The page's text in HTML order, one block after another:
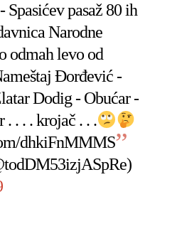
pasaž 80 ih
Narodne
odmah levo od
Đorđević -
Dodig - Obućar -
. . . . krojač . . .
dhkiFnMMMS